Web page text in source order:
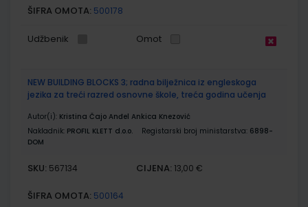
ŠIFRA OMOTA: 500178
Udžbenik Omot
NEW BUILDING BLOCKS 3; radna bilježnica iz engleskoga
jezika za treći razred osnovne škole, treća godina učenja
Autor(i): Kristina Čajo Anđel Ankica Knezović
Nakladnik: PROFIL KLETT d.o.o. Registarski broj ministarstva: 6898-
DOM
SKU: 567134 CIJENA: 13,00 €
ŠIFRA OMOTA: 500164